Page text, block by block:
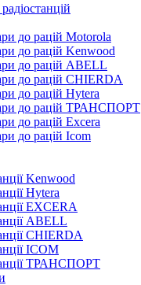
до рацій Motorola
до рацій Kenwood
до рацій ABELL
до рацій CHIERDA
до рацій Hytera
до рацій ТРАНСПОРТ
до рацій Excera
до рацій Icom
Kenwood
Hytera
EXCERA
ABELL
CHIERDA
ICOM
ТРАНСПОРТ